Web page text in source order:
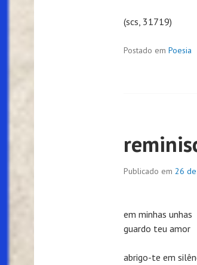
(scs, 31719)
Postado em Poesia
Publicado em 26
em minhas unhas
guardo teu amor
abrigo-te em